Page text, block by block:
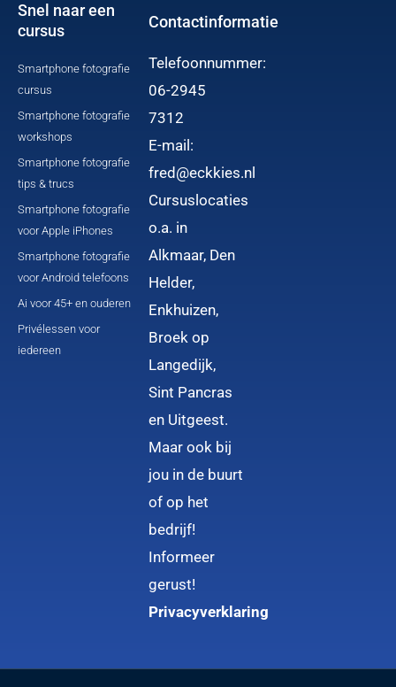
Snel naar een
cursus
Smartphone fotografie
cursus
Smartphone fotografie
workshops
Smartphone fotografie
tips & trucs
Smartphone fotografie
voor Apple iPhones
Smartphone fotografie
voor Android telefoons
Ai voor 45+ en ouderen
Privélessen voor
iedereen
Contactinformatie
Telefoonnummer:
06-2945
7312
E-mail:
fred@eckkies.nl
Cursuslocaties
o.a. in
Alkmaar, Den
Helder,
Enkhuizen,
Broek op
Langedijk,
Sint Pancras
en Uitgeest.
Maar ook bij
jou in de buurt
of op het
bedrijf!
Informeer
gerust!
Privacyverklaring